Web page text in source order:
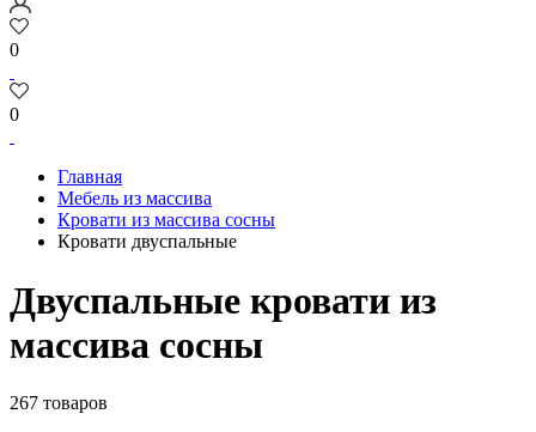
0
0
Главная
Мебель из массива
Кровати из массива сосны
Кровати двуспальные
Двуспальные кровати из
массива сосны
267 товаров